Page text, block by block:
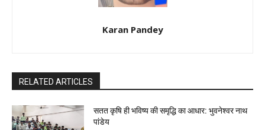
Karan Pandey
RELATED ARTICLES
सतत कृषि ही भविष्य की समृद्धि का आधार: भुवनेश्वर नाथ
पांडेय